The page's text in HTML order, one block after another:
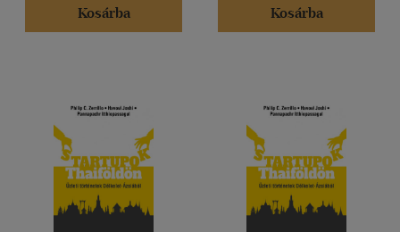
Kosárba
Kosárba